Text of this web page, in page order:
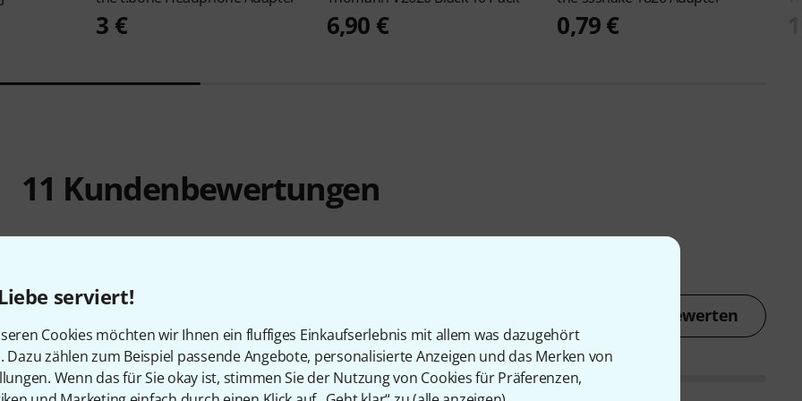
serviert!
Cookies möchten wir Ihnen ein fluffiges Einkaufserlebnis mit allem was dazugehört
Dazu zählen zum Beispiel passende Angebote, personalisierte Anzeigen und das Merken von
Wenn das für Sie okay ist, stimmen Sie der Nutzung von Cookies für Präferenzen,
3 € 6,90 € 0,79 €
11 Kundenbewertungen
4.5 Jetzt bewerten